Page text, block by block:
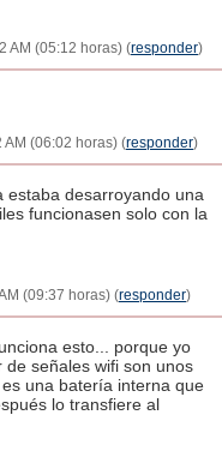
AM (05:12 horas) (responder)
AM (06:02 horas) (responder)
estaba desarroyando una
funcionasen solo con la
(09:37 horas) (responder)
esto... porque yo
señales wifi son unos
una batería interna que
lo transfiere al